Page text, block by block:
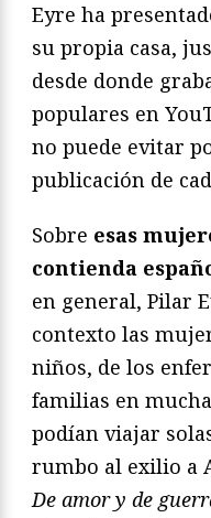
Eyre ha
su propia casa,
desde donde
populares en
no puede evitar
publicación de
Sobre esas
contienda
en general, Pilar
contexto las
niños, de los
familias en
podían viajar
rumbo al exilio a
De amor y de